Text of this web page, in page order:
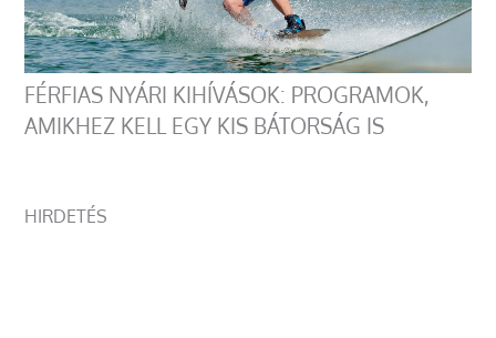
FÉRFIAS NYÁRI KIHÍVÁSOK: PROGRAMOK,
AMIKHEZ KELL EGY KIS BÁTORSÁG IS
HIRDETÉS